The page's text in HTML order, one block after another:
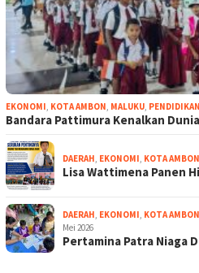
EKONOMI, KOTA AMBON, MALUKU, PENDIDIKAN
Bandara Pattimura Kenalkan
DAERAH, EKONOMI, KOTA AMBON
Lisa Wattimena Panen
DAERAH, EKONOMI, KOTA AMBON
Mei 2026
Pertamina Patra Niaga